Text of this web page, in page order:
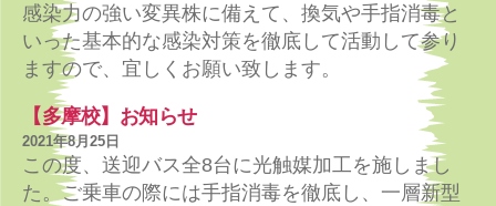
感染力の強い変異株に備えて、換気や手指消毒と
いった基本的な感染対策を徹底して活動して参り
ますので、宜しくお願い致します。
【多摩校】お知らせ
2021年8月25日
この度、送迎バス全8台に光触媒加工を施しまし
た。ご乗車の際には手指消毒を徹底し、一層新型